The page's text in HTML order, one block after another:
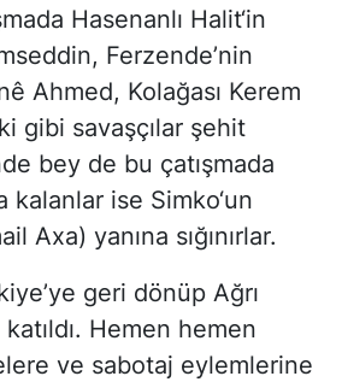
Hasenanlı Halit‘in
Ferzende’nin
Ahmed, Kolağası Kerem
gibi savaşçılar şehit
bey de bu çatışmada
kalanlar ise Simko‘un
Axa) yanına sığınırlar.
geri dönüp Ağrı
Hemen hemen
ve sabotaj eylemlerine